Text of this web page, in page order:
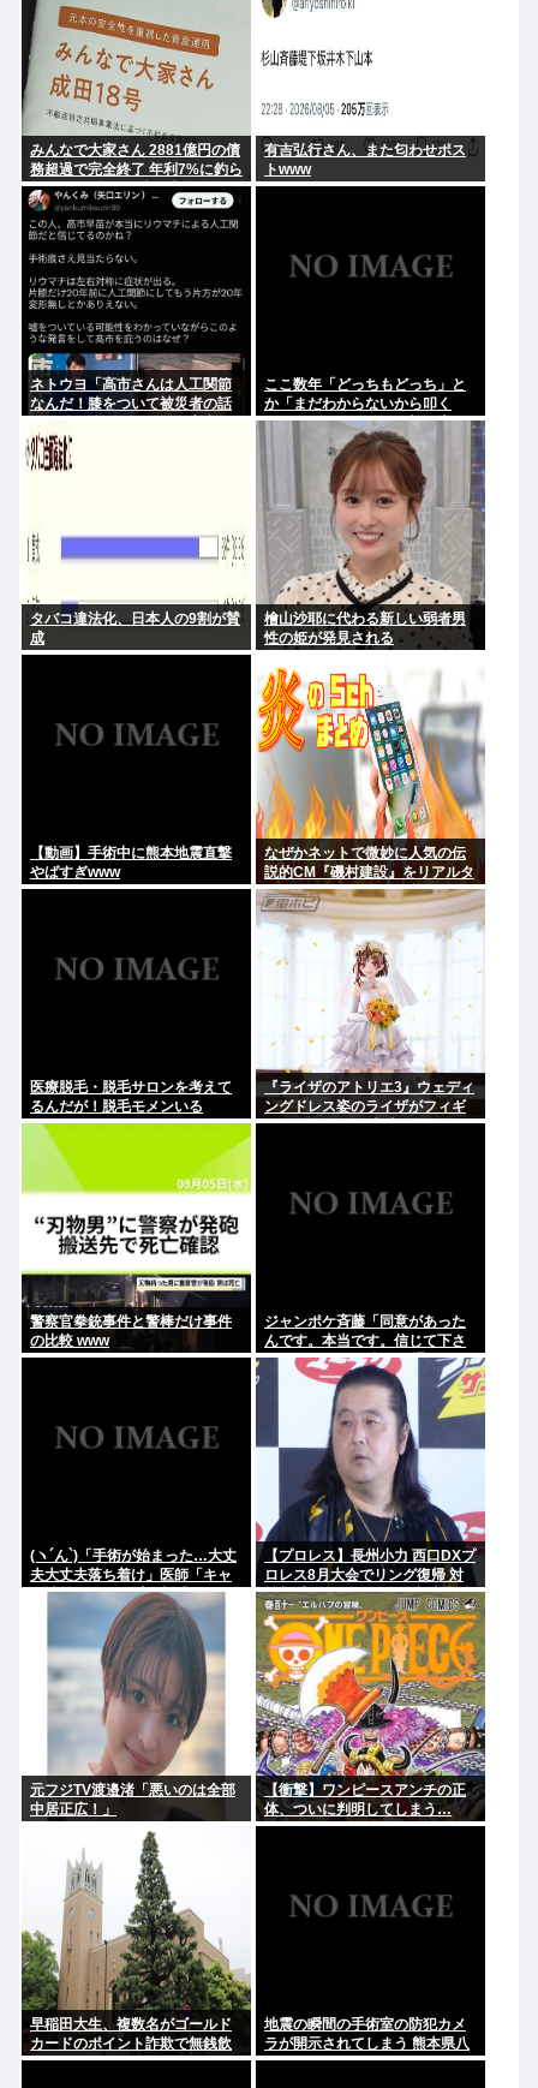
みんなで大家さん 2881億円の債
務超過で完全終了 年利7%に釣ら
れた3万人超の弱者の老後資金
2000億円が消滅
有吉弘行さん、また匂わせポス
トwww
ネトウヨ「高市さんは人工関節
なんだ！膝をついて被災者の話
聞くとか拷問だろ！」⇒高市の
膝に人工関節の手術痕が見当た
らない
ここ数年「どっちもどっち」と
か「まだわからないから叩く
な」とかゆうチキン野郎が増え
たけどどっから来たの？(´・ω・
タバコ違法化、日本人の9割が賛
成
檜山沙耶に代わる新しい弱者男
性の姫が発見される
【動画】手術中に熊本地震直撃
やばすぎwww
なぜかネットで微妙に人気の伝
説的CM『磯村建設』をリアルタ
イムで見たことあるお爺さんモ
メンは存在するのか？
医療脱毛・脱毛サロンを考えて
るんだが！脱毛モメンいる
か？？
『ライザのアトリエ3』ウェディ
ングドレス姿のライザがフィギ
ュア化キタ───(ﾟ∀ﾟ)───!!!!!
警察官拳銃事件と警棒だけ事件
の比較 www
ジャンポケ斉藤「同意があった
んです。本当です。信じて下さ
い」 ←何でこの主張が通らない
(ヽ´ん`)「手術が始まった…大丈
夫大丈夫落ち着け」医師「キャ
ー地震よー！」(;ﾟんﾟ)「！？」
【プロレス】長州小力 西口DXプ
ロレス8月大会でリング復帰 対
戦相手はクロちゃん 道交法違反
の疑いも不起訴に
元フジTV渡邉渚「悪いのは全部
中居正広！」
【衝撃】ワンピースアンチの正
体、ついに判明してしまう…
早稲田大生、複数名がゴールド
カードのポイント詐欺で無銭飲
食
地震の瞬間の手術室の防犯カメ
ラが開示されてしまう 熊本県八
代